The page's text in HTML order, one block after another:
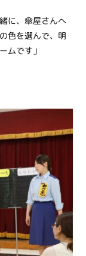
に、傘屋さんへ
色を選んで、明
ムです」